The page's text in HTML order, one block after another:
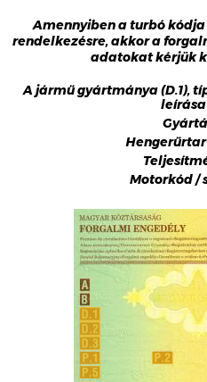
Amennyiben a turbó
rendelkezésre, akkor a
adatokat kérjük
A jármű gyártmánya (D.1),
leírása
Motorkód /